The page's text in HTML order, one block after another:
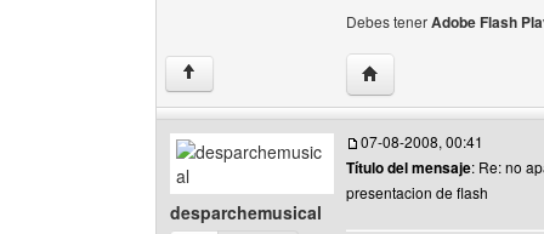
Debes tenerAdobe Flash
↑ Visitar sitio web del
desparchemusical
07-08-2008, 00:41
Título del mensaje: Re: no
presentacion de flash